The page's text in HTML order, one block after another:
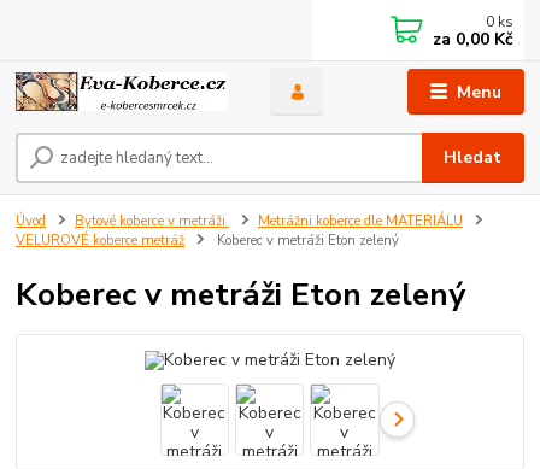
Menu
Hledat
0 ks
za 0,00 Kč
Úvod Bytové koberce v metráži
Metrážni koberce dle MATERIÁLU
VELUROVÉ koberce metráž
Koberec v metráži Eton zelený
Koberec v metráži Eton zelený